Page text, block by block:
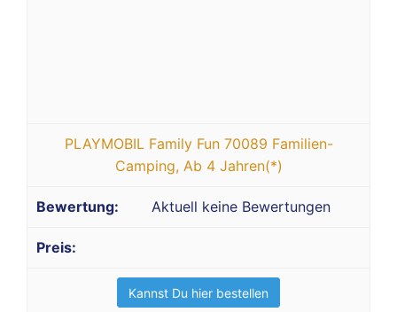
PLAYMOBIL Family Fun 70089 Familien-
Camping, Ab 4 Jahren(*)
Aktuell keine Bewertungen
Kannst Du hier bestellen